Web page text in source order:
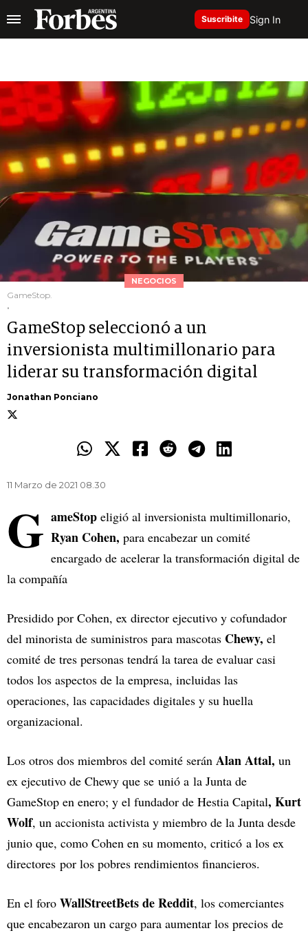
Suscribite Sign In
NEGOCIOS
GameStop.
.
GameStop seleccionó a un
inversionista multimillonario para
liderar su transformación digital
Jonathan Ponciano
11 Marzo de 2021 08.30
G ameStop eligió al inversionista multimillonario,
Ryan Cohen, para encabezar un comité
encargado de acelerar la transformación digital de
la compañía
Presidido por Cohen, ex director ejecutivo y cofundador
del minorista de suministros para mascotas Chewy, el
comité de tres personas tendrá la tarea de evaluar casi
todos los aspectos de la empresa, incluidas las
operaciones, las capacidades digitales y su huella
organizacional.
Los otros dos miembros del comité serán Alan Attal, un
ex ejecutivo de Chewy que se unió a la Junta de
GameStop en enero; y el fundador de Hestia Capital, Kurt
Wolf, un accionista activista y miembro de la Junta desde
junio que, como Cohen en su momento, criticó a los ex
directores por los pobres rendimientos financieros.
En el foro WallStreetBets de Reddit, los comerciantes
que encabezaron un cargo para aumentar los precios de